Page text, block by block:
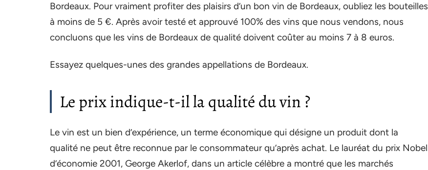
Bordeaux. Pour vraiment profiter des plaisirs d’un bon vin de Bordeaux, oubliez les bouteilles
à moins de 5 €. Après avoir testé et approuvé 100% des vins que nous vendons, nous
concluons que les vins de Bordeaux de qualité doivent coûter au moins 7 à 8 euros.
Essayez quelques-unes des grandes appellations de Bordeaux.
Le prix indique-t-il la qualité du vin ?
Le vin est un bien d’expérience, un terme économique qui désigne un produit dont la
qualité ne peut être reconnue par le consommateur qu’après achat. Le lauréat du prix Nobel
d’économie 2001, George Akerlof, dans un article célèbre a montré que les marchés